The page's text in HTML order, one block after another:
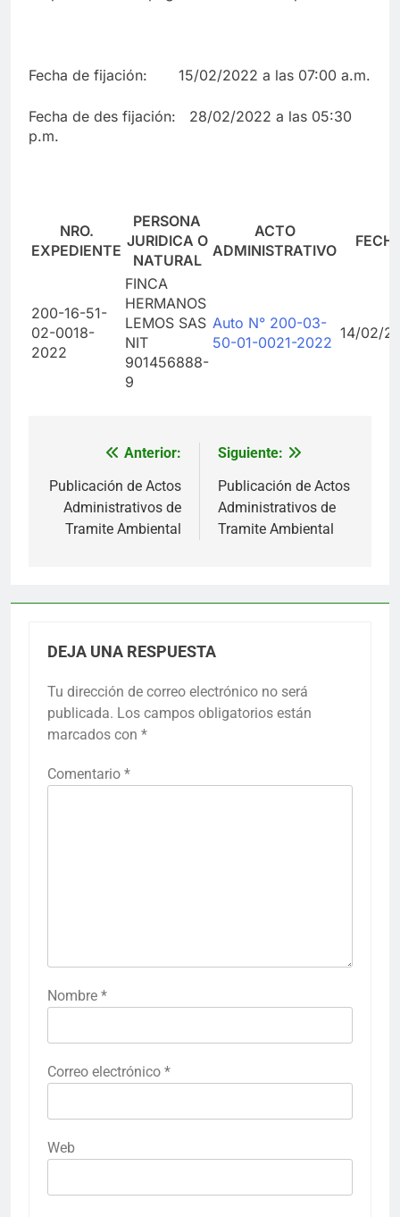
Fecha de fijación: 15/02/2022 a las 07:00 a.m.
Fecha de des fijación: 28/02/2022 a las 05:30
p.m.
NRO.
EXPEDIENTE
PERSONA
JURIDICA O
NATURAL
ACTO
ADMINISTRATIVO
200-16-51-
02-0018-
2022
FINCA
HERMANOS
LEMOS SAS
NIT
901456888-
9
Auto N° 200-03-
50-01-0021-2022
14/02/
Navegación
de
entradas
Anterior:
Publicación de Actos
Administrativos de
Tramite Ambiental
Siguiente:
Publicación de Actos
Administrativos de
Tramite Ambiental
DEJA UNA RESPUESTA
Tu dirección de correo electrónico no será
publicada. Los campos obligatorios están
marcados con *
Comentario *
Nombre *
Correo electrónico *
Web